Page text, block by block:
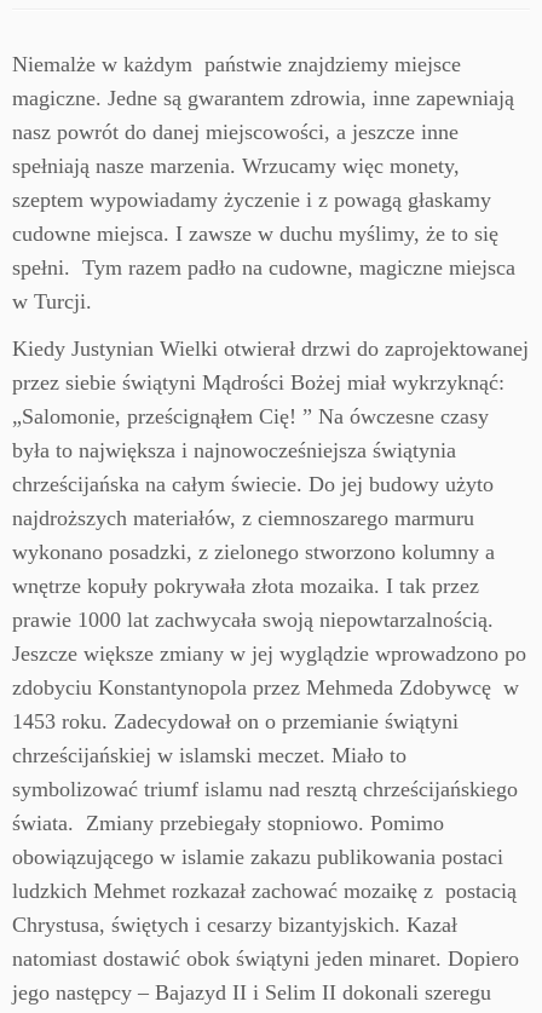
Niemalże w każdym państwie znajdziemy miejsce
magiczne. Jedne są gwarantem zdrowia, inne zapewniają
nasz powrót do danej miejscowości, a jeszcze inne
spełniają nasze marzenia. Wrzucamy więc monety,
szeptem wypowiadamy życzenie i z powagą głaskamy
cudowne miejsca. I zawsze w duchu myślimy, że to się
spełni. Tym razem padło na cudowne, magiczne miejsca
w Turcji.
Kiedy Justynian Wielki otwierał drzwi do zaprojektowanej
przez siebie świątyni Mądrości Bożej miał wykrzyknąć:
„Salomonie, prześcignąłem Cię! ” Na ówczesne czasy
była to największa i najnowocześniejsza świątynia
chrześcijańska na całym świecie. Do jej budowy użyto
najdroższych materiałów, z ciemnoszarego marmuru
wykonano posadzki, z zielonego stworzono kolumny a
wnętrze kopuły pokrywała złota mozaika. I tak przez
prawie 1000 lat zachwycała swoją niepowtarzalnością.
Jeszcze większe zmiany w jej wyglądzie wprowadzono po
zdobyciu Konstantynopola przez Mehmeda Zdobywcę w
1453 roku. Zadecydował on o przemianie świątyni
chrześcijańskiej w islamski meczet. Miało to
symbolizować triumf islamu nad resztą chrześcijańskiego
świata. Zmiany przebiegały stopniowo. Pomimo
obowiązującego w islamie zakazu publikowania postaci
ludzkich Mehmet rozkazał zachować mozaikę z postacią
Chrystusa, świętych i cesarzy bizantyjskich. Kazał
natomiast dostawić obok świątyni jeden minaret. Dopiero
jego następcy – Bajazyd II i Selim II dokonali szeregu